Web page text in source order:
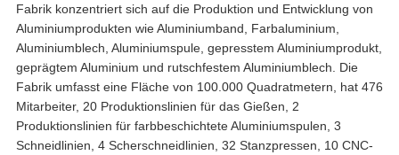
Fabrik konzentriert sich auf die Produktion und Entwicklung von
Aluminiumprodukten wie Aluminiumband, Farbaluminium,
Aluminiumblech, Aluminiumspule, gepresstem Aluminiumprodukt,
geprägtem Aluminium und rutschfestem Aluminiumblech. Die
Fabrik umfasst eine Fläche von 100.000 Quadratmetern, hat 476
Mitarbeiter, 20 Produktionslinien für das Gießen, 2
Produktionslinien für farbbeschichtete Aluminiumspulen, 3
Schneidlinien, 4 Scherschneidlinien, 32 Stanzpressen, 10 CNC-